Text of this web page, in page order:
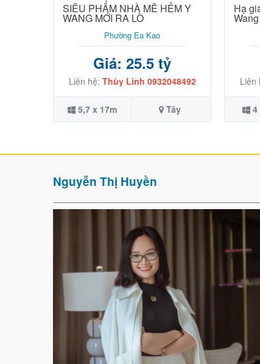
SIÊU PHẨM NHÀ MÊ HẺM Y
WANG MỚI RA LÒ
Phường Ea Kao
Giá: 25.5 tỷ
Liên hệ: Thùy Linh 0932048492
5,7 x 17m Tây
Hạ
Wang
4
Nguyễn Thị Huyền